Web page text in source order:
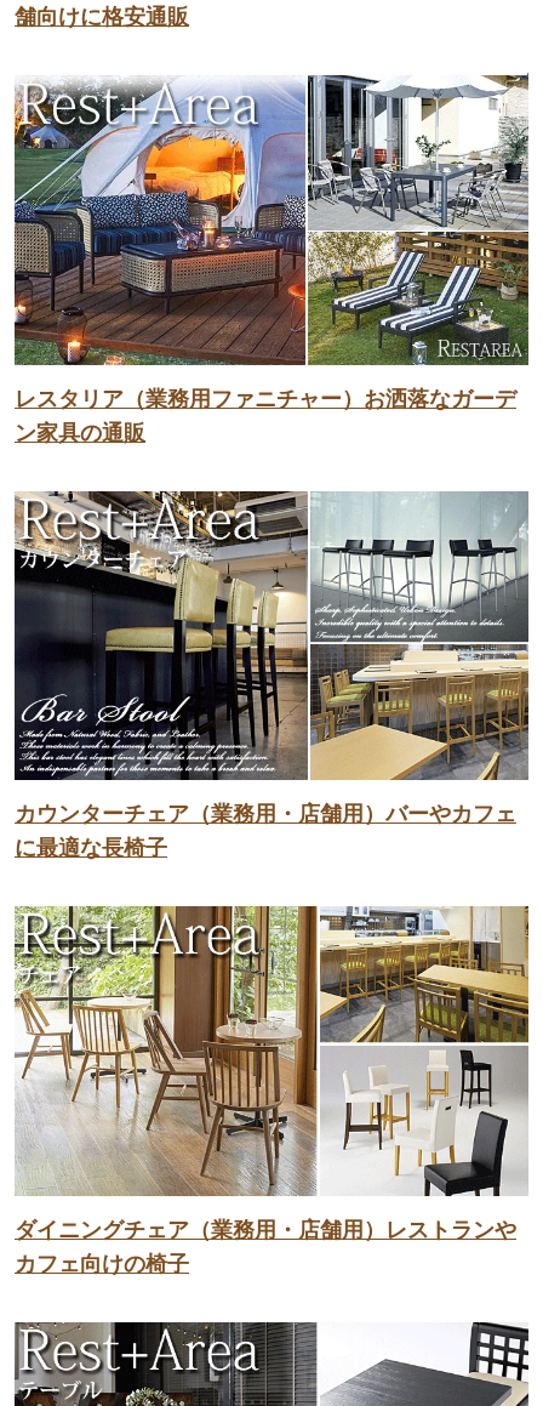
舗向けに格安通販
レスタリア（業務用ファニチャー）お洒落なガーデ
ン家具の通販
カウンターチェア（業務用・店舗用）バーやカフェ
に最適な長椅子
ダイニングチェア（業務用・店舗用）レストランや
カフェ向けの椅子